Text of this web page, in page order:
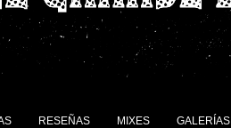
RESEÑAS MIXES GALERÍAS